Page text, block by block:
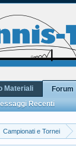
Campionati e Tornei
Materiali
Forum
Recenti